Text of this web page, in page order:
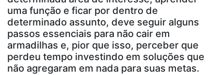
uma função e ficar por dentro de
determinado assunto, deve seguir alguns
passos essenciais para não cair em
armadilhas e, pior que isso, perceber que
perdeu tempo investindo em soluções que
não agregaram em nada para suas metas.